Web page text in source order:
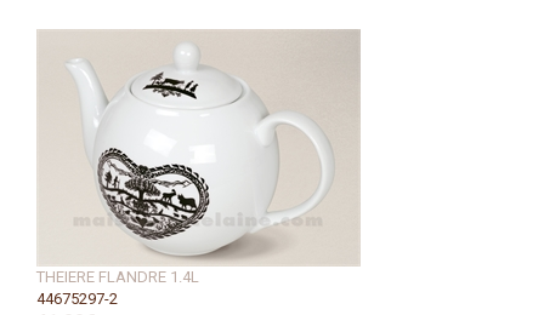
THEIERE FLANDRE 1.4L
44675297-2